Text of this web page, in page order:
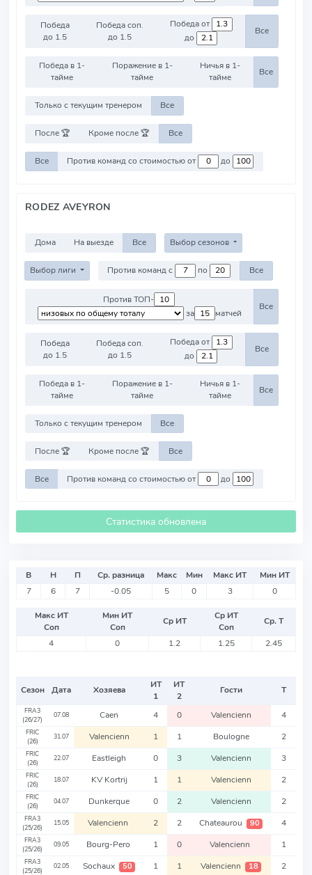
Победа
до 1.5
Победа соп.
до 1.5
Победа от
до
Все
Победа в 1-
тайме
Поражение в 1-
тайме
Ничья в 1-
тайме
Все
Только с текущим тренером Все
После 🏆 Кроме после 🏆 Все
Все Против команд со стоимостью от до
RODEZ AVEYRON
Дома На выезде Все Выбор сезонов
Выбор лиги Против команд с по Все
Против ТОП-
за
матчей
Все
Победа
до 1.5
Победа соп.
до 1.5
Победа от
до
Все
Победа в 1-
тайме
Поражение в 1-
тайме
Ничья в 1-
тайме
Все
Только с текущим тренером Все
После 🏆 Кроме после 🏆 Все
Все Против команд со стоимостью от до
Статистика обновлена
В Н П Ср. разница Макс Мин Макс ИТ
Мин ИТ
7
6 7 -0.05 5 0 3 0
Макс ИТ
Соп
Мин ИТ
Соп
Ср ИТ
Ср ИТ
Соп
Ср. Т
4
0 1.2 1.25 2.45
Сезон Дата Хозяева
ИТ
1
ИТ
2
Гости Т
FRA3
(26/27)
07.08 Caen 4 0 Valencienn 4
FRIC
(26)
31.07 Valencienn 1 1 Boulogne 2
FRIC
(26)
22.07 Eastleigh 0 3 Valencienn 3
FRIC
(26)
18.07 KV Kortrij 1 1 Valencienn 2
FRIC
(26)
04.07 Dunkerque 0 2 Valencienn 2
FRA3
(25/26)
15.05 Valencienn 2 2 Chateaurou 90 4
FRA3
(25/26)
09.05 Bourg-Pero 1 0 Valencienn 1
FRA3
(25/26)
02.05 Sochaux 50 1 1 Valencienn 18 2